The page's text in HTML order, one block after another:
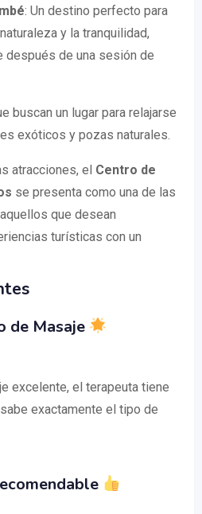
: Un destino perfecto para
y la tranquilidad,
después de una sesión de
buscan un lugar para relajarse
exóticos y pozas naturales.
atracciones, el Centro de
se presenta como una de las
que desean
turísticas con un
de Masaje
excelente, el terapeuta tiene
exactamente el tipo de